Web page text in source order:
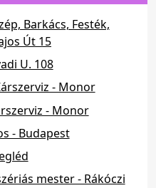
Barkács, Festék,
Út 15
U. 108
- Monor
- Monor
- Budapest
mester - Rákóczi